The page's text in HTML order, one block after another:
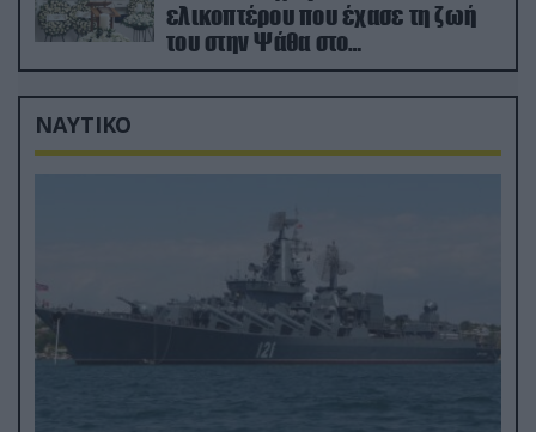
ελικοπτέρου που έχασε τη ζωή
του στην Ψάθα στο
αποτεφρωτήριο Ριτσώνας
ΝΑΥΤΙΚΟ